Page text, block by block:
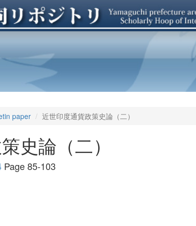
paper 近世印度通貨政策史論（二）
史論（二）
Page 85-103